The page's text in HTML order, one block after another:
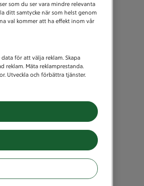
som du ser vara mindre relevanta
ditt samtycke när som helst genom
val kommer att ha effekt inom vår
för att välja reklam. Skapa
reklam. Mäta reklamprestanda.
Utveckla och förbättra tjänster.